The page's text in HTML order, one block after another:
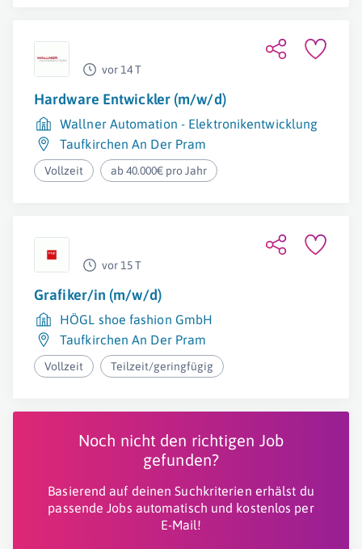
vor 14 T
Hardware Entwickler (m/w/d)
Wallner Automation - Elektronikentwicklung
Taufkirchen An Der Pram
Vollzeit ab 40.000€ pro Jahr
vor 15 T
Grafiker/in (m/w/d)
HÖGL shoe fashion GmbH
Taufkirchen An Der Pram
Vollzeit Teilzeit/geringfügig
Noch nicht den richtigen Job
gefunden?
Basierend auf deinen Suchkriterien erhälst du
passende Jobs automatisch und kostenlos per
E-Mail!